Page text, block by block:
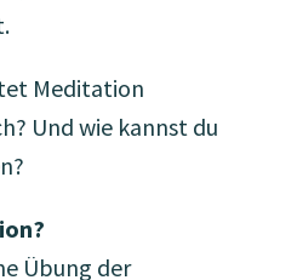
Meditation
Und wie kannst du
Übung der